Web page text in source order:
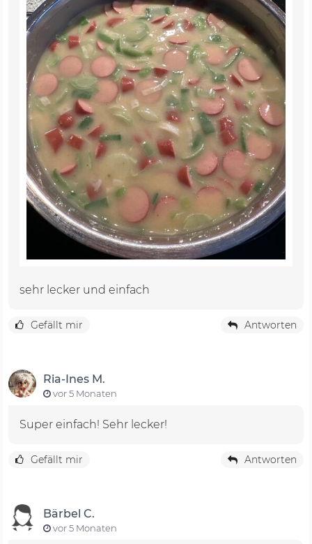
sehr lecker und einfach
Gefällt mir Antworten
Ria-Ines M.
vor 5 Monaten
Super einfach! Sehr lecker!
Gefällt mir Antworten
Bärbel C.
vor 5 Monaten